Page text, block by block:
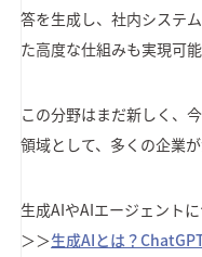
答を生成し、社内システ
た高度な仕組みも実現可
この分野はまだ新しく、
領域として、多くの企業が
生成AIやAIエージェント
＞＞生成AIとは？